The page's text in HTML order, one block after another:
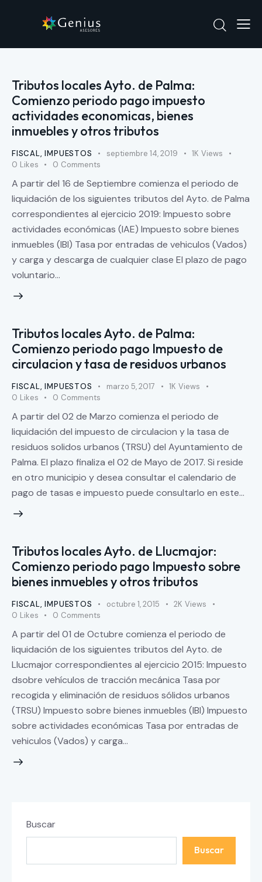
Tributos locales Ayto. de Palma:
Comienzo periodo pago impuesto
actividades economicas, bienes
inmuebles y otros tributos
FISCAL,IMPUESTOS septiembre 14, 2019 1K Views
0 Likes 0 Comments
A partir del 16 de Septiembre comienza el periodo de
liquidación de los siguientes tributos del Ayto. de Palma
correspondientes al ejercicio 2019: Impuesto sobre
actividades económicas (IAE) Impuesto sobre bienes
inmuebles (IBI) Tasa por entradas de vehiculos (Vados)
y carga y descarga de cualquier clase El plazo de pago
voluntario…
Tributos locales Ayto. de Palma:
Comienzo periodo pago Impuesto de
circulacion y tasa de residuos urbanos
FISCAL,IMPUESTOS marzo 5, 2017 1K Views
0 Likes 0 Comments
A partir del 02 de Marzo comienza el periodo de
liquidación del impuesto de circulacion y la tasa de
residuos solidos urbanos (TRSU) del Ayuntamiento de
Palma. El plazo finaliza el 02 de Mayo de 2017. Si reside
en otro municipio y desea consultar el calendario de
pago de tasas e impuesto puede consultarlo en este…
Tributos locales Ayto. de Llucmajor:
Comienzo periodo pago Impuesto sobre
bienes inmuebles y otros tributos
FISCAL,IMPUESTOS octubre 1, 2015 2K Views
0 Likes 0 Comments
A partir del 01 de Octubre comienza el periodo de
liquidación de los siguientes tributos del Ayto. de
Llucmajor correspondientes al ejercicio 2015: Impuesto
dsobre vehículos de tracción mecánica Tasa por
recogida y eliminación de residuos sólidos urbanos
(TRSU) Impuesto sobre bienes inmuebles (IBI) Impuesto
sobre actividades económicas Tasa por entradas de
vehiculos (Vados) y carga…
Buscar
Buscar